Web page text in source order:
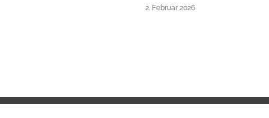
2. Februar 2026